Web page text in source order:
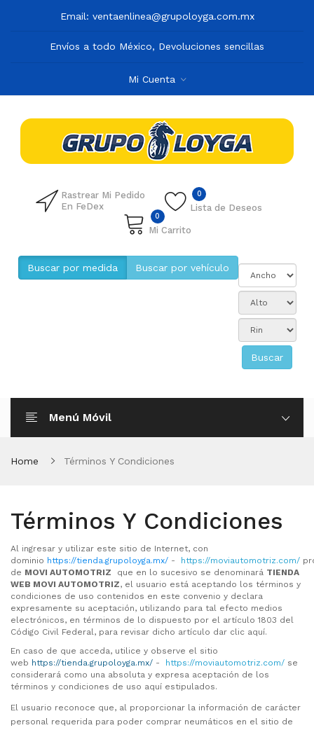
Email: ventaenlinea@grupoloyga.com.mx
Envíos a todo México, Devoluciones sencillas
Mi Cuenta
Rastrear Mi Pedido
En FeDex
Lista de Deseos
0
0
Mi Carrito
Buscar por medida Buscar por vehículo
Buscar
Menú Móvil
Home Términos Y Condiciones
Términos Y Condiciones
Al ingresar y utilizar este sitio de Internet, con
dominio https://tienda.grupoloyga.mx/ - https://moviautomotriz.com/
de MOVI AUTOMOTRIZ que en lo sucesivo se denominará TIENDA
WEB MOVI AUTOMOTRIZ, el usuario está aceptando los términos y
condiciones de uso contenidos en este convenio y declara
expresamente su aceptación, utilizando para tal efecto medios
electrónicos, en términos de lo dispuesto por el artículo 1803 del
Código Civil Federal, para revisar dicho artículo dar clic aquí.
En caso de que acceda, utilice y observe el sitio
web https://tienda.grupoloyga.mx/ - https://moviautomotriz.com/ se
considerará como una absoluta y expresa aceptación de los
términos y condiciones de uso aquí estipulados.
El usuario reconoce que, al proporcionar la información de carácter
personal requerida para poder comprar neumáticos en el sitio de